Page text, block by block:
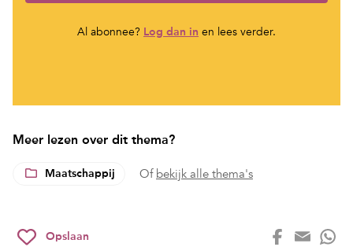
Al abonnee? Log dan in en lees verder.
Meer lezen over dit thema?
Maatschappij Of bekijk alle thema's
Opslaan